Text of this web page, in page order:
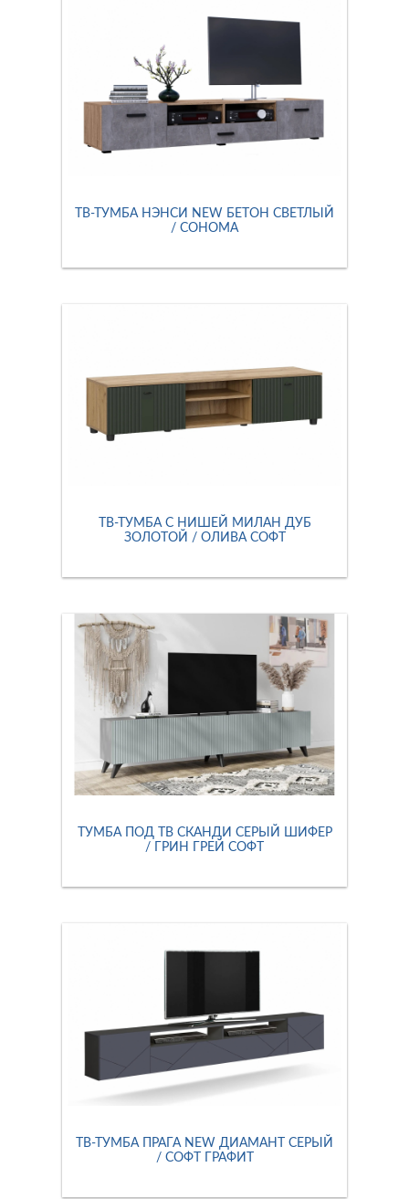
ТВ-ТУМБА НЭНСИ NEW БЕТОН СВЕТЛЫЙ
/ СОНОМА
ТВ-ТУМБА С НИШЕЙ МИЛАН ДУБ
ЗОЛОТОЙ / ОЛИВА СОФТ
ТУМБА ПОД ТВ СКАНДИ СЕРЫЙ ШИФЕР
/ ГРИН ГРЕЙ СОФТ
ТВ-ТУМБА ПРАГА NEW ДИАМАНТ СЕРЫЙ
/ СОФТ ГРАФИТ